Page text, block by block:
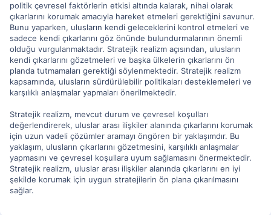
politik çevresel faktörlerin etkisi altında kalarak, nihai olarak
çıkarlarını korumak amacıyla hareket etmeleri gerektiğini savunur.
Bunu yaparken, ulusların kendi geleceklerini kontrol etmeleri ve
sadece kendi çıkarlarını göz önünde bulundurmalarının önemli
olduğu vurgulanmaktadır. Stratejik realizm açısından, ulusların
kendi çıkarlarını gözetmeleri ve başka ülkelerin çıkarlarını ön
planda tutmamaları gerektiği söylenmektedir. Stratejik realizm
kapsamında, ulusların sürdürülebilir politikaları desteklemeleri ve
karşılıklı anlaşmalar yapmaları önerilmektedir.
Stratejik realizm, mevcut durum ve çevresel koşulları
değerlendirerek, uluslar arası ilişkiler alanında çıkarlarını korumak
için uzun vadeli çözümler aramayı öngören bir yaklaşımdır. Bu
yaklaşım, ulusların çıkarlarını gözetmesini, karşılıklı anlaşmalar
yapmasını ve çevresel koşullara uyum sağlamasını önermektedir.
Stratejik realizm, uluslar arası ilişkiler alanında çıkarlarını en iyi
şekilde korumak için uygun stratejilerin ön plana çıkarılmasını
sağlar.